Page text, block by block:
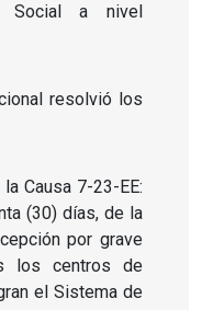
Social a nivel
resolvió los
Causa 7-23-EE:
(30) días, de la
por grave
los centros de
el Sistema de